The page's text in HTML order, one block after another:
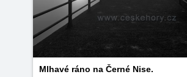
Mlhavé ráno na Černé Nise.